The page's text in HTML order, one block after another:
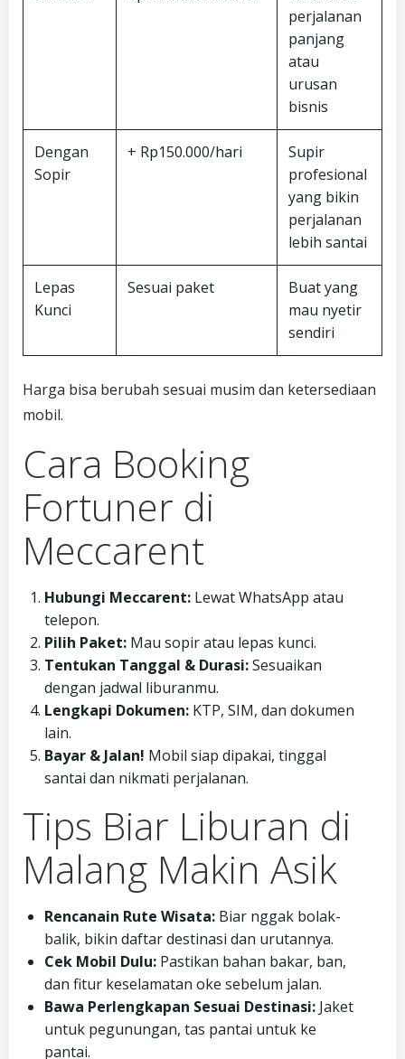
perjalanan
panjang
atau
urusan
bisnis
Dengan
Sopir
+ Rp150.000/hari
Supir
profesional
yang bikin
perjalanan
lebih santai
Lepas
Kunci
Sesuai paket
Buat yang
mau nyetir
sendiri
Harga bisa berubah sesuai musim dan ketersediaan
mobil.
Cara Booking
Fortuner di
Meccarent
Hubungi Meccarent: Lewat WhatsApp atau
telepon.
Pilih Paket: Mau sopir atau lepas kunci.
Tentukan Tanggal & Durasi:Sesuaikan
dengan jadwal liburanmu.
Lengkapi Dokumen: KTP, SIM, dan dokumen
lain.
Bayar & Jalan! Mobil siap dipakai, tinggal
santai dan nikmati perjalanan.
Tips Biar Liburan di
Malang Makin Asik
Rencanain Rute Wisata: Biar nggak bolak-
balik, bikin daftar destinasi dan urutannya.
Cek Mobil Dulu: Pastikan bahan bakar, ban,
dan fitur keselamatan oke sebelum jalan.
Bawa Perlengkapan Sesuai Destinasi: Jaket
untuk pegunungan, tas pantai untuk ke
pantai.